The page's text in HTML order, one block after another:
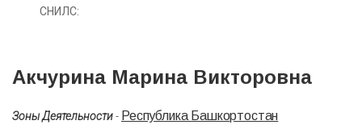
СНИЛС:
Акчурина Марина Викторовна
Зоны Деятельности- Республика Башкортостан